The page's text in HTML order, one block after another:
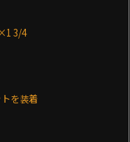
3/4
を装着